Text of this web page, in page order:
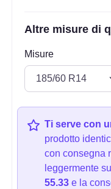
Altre misure di
Misure
Ti serve con
prodotto
con consegna
leggermente
55.33 e la